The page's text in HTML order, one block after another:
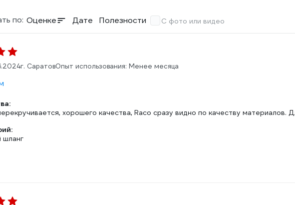
по: Оценке Дате Полезности С фото или видео
г. СаратовОпыт использования: Менее месяца
хорошего качества, Raco сразу видно по качеству материалов.
шланг